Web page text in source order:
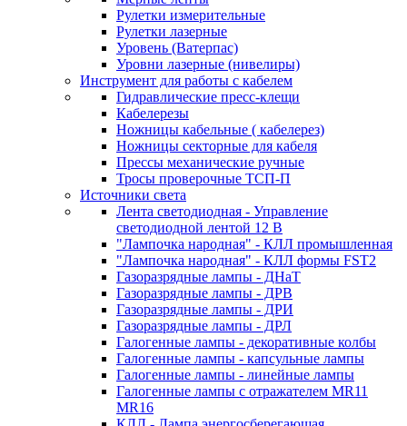
Рулетки измерительные
Рулетки лазерные
Уровень (Ватерпас)
Уровни лазерные (нивелиры)
Инструмент для работы с кабелем
Гидравлические пресс-клещи
Кабелерезы
Ножницы кабельные ( кабелерез)
Ножницы секторные для кабеля
Прессы механические ручные
Тросы проверочные ТСП-П
Источники света
Лента светодиодная - Управление
светодиодной лентой 12 В
"Лампочка народная" - КЛЛ промышленная
"Лампочка народная" - КЛЛ формы FST2
Газоразрядные лампы - ДНаТ
Газоразрядные лампы - ДРВ
Газоразрядные лампы - ДРИ
Газоразрядные лампы - ДРЛ
Галогенные лампы - декоративные колбы
Галогенные лампы - капсульные лампы
Галогенные лампы - линейные лампы
Галогенные лампы с отражателем MR11
MR16